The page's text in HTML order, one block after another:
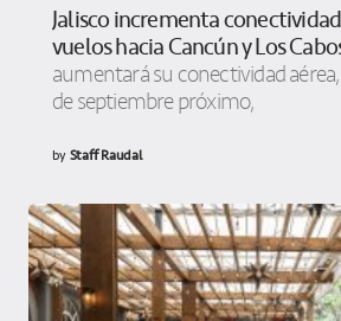
Jalisco incrementa
vuelos hacia Cancún y Los
aumentará su conectividad
de septiembre próximo,
byStaff Raudal